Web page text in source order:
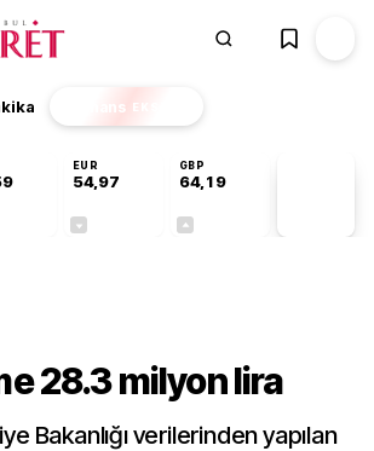
Finans EKSTRA
EUR
54,97
GBP
64,19
28.3 milyon lira
Bakanlığı verilerinden yapılan